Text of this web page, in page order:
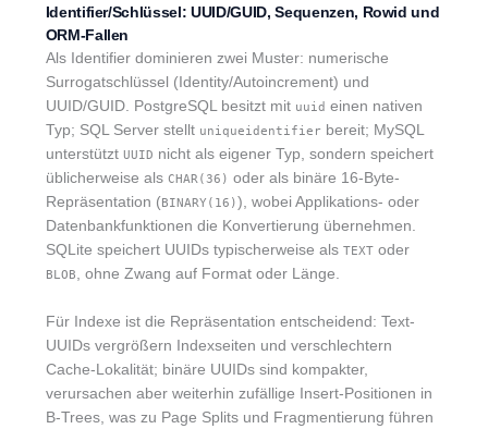
Identifier/Schlüssel: UUID/GUID, Sequenzen, Rowid und
ORM-Fallen
Als Identifier dominieren zwei Muster: numerische
Surrogatschlüssel (Identity/Autoincrement) und
UUID/GUID. PostgreSQL besitzt mit uuid einen nativen
Typ; SQL Server stellt uniqueidentifierbereit; MySQL
unterstützt UUID nicht als eigener Typ, sondern speichert
üblicherweise als CHAR(36) oder als binäre 16‑Byte-
Repräsentation (BINARY(16)), wobei Applikations- oder
Datenbankfunktionen die Konvertierung übernehmen.
SQLite speichert UUIDs typischerweise als TEXToder
BLOB, ohne Zwang auf Format oder Länge.
Für Indexe ist die Repräsentation entscheidend: Text-
UUIDs vergrößern Indexseiten und verschlechtern
Cache-Lokalität; binäre UUIDs sind kompakter,
verursachen aber weiterhin zufällige Insert-Positionen in
B‑Trees, was zu Page Splits und Fragmentierung führen